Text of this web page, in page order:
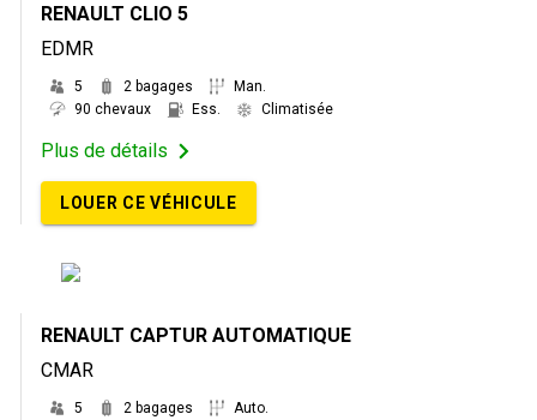
RENAULT CLIO 5
EDMR
5 2 bagages
Man.
90 chevaux
Ess. Climatisée
Plus de détails
LOUER CE VÉHICULE
RENAULT CAPTUR AUTOMATIQUE
CMAR
5 2 bagages
Auto.